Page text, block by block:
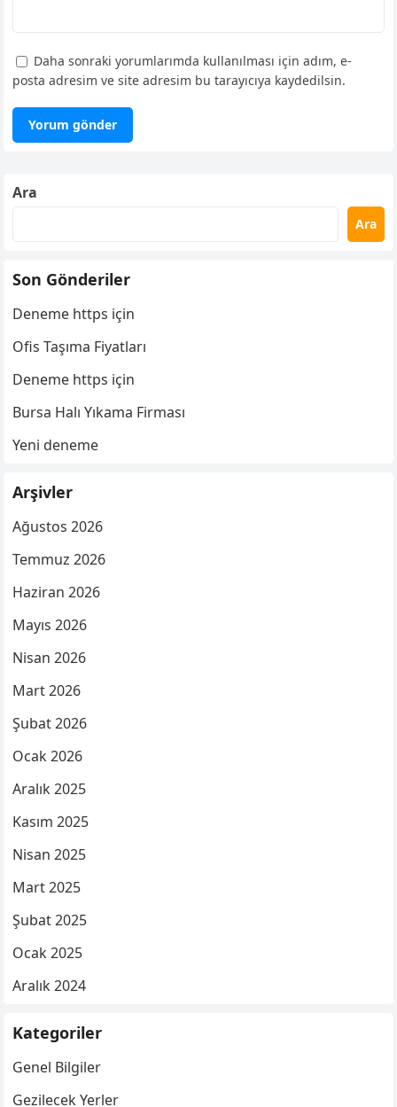
Daha sonraki yorumlarımda kullanılması için adım, e-
posta adresim ve site adresim bu tarayıcıya kaydedilsin.
Ara
Ara
Son Gönderiler
Deneme https için
Ofis Taşıma Fiyatları
Deneme https için
Bursa Halı Yıkama Firması
Yeni deneme
Arşivler
Ağustos 2026
Temmuz 2026
Haziran 2026
Mayıs 2026
Nisan 2026
Mart 2026
Şubat 2026
Ocak 2026
Aralık 2025
Kasım 2025
Nisan 2025
Mart 2025
Şubat 2025
Ocak 2025
Aralık 2024
Kategoriler
Genel Bilgiler
Gezilecek Yerler